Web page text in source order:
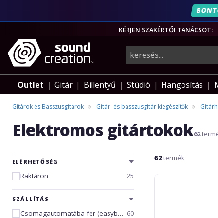
KÉRJEN SZAKÉRTŐI TANÁCSOT:
hangszerek,
pro-
audio
felszerelés
Outlet Gitár Billentyű Stúdió Hangosítás
Gitárok és Basszusgitárok Gitár- és basszusgitár kiegészítők
Elektromos gitártokok62
ELÉRHETŐSÉG
Raktáron 25
SZÁLLÍTÁS
Csomagautomatába fér (easybox) 60
62termék
RockBag